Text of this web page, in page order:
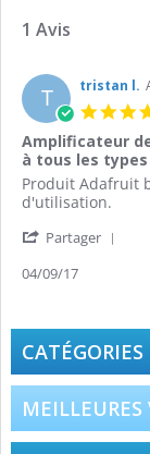
1 Avis
T tristan l.
Amplificateur
à tous les types
Review
by
l.
4
review
stating
de
abordable
à
tous
types
Produit Adafruit
d'utilisation.
Partager
l.
on
4
Sep
04/09/17
CATÉGORIES
MEILLEURES